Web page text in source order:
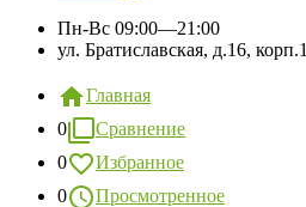
Пн-Вс 09:00—21:00
ул. Братиславская, д.16, корп.1
Главная
0
Сравнение
0
Избранное
0
Просмотренное